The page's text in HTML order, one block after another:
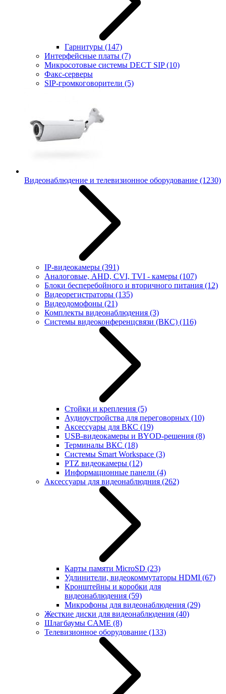
Гарнитуры (147)
Интерфейсные платы (7)
Микросотовые системы DECT SIP(10)
Факс-серверы
SIP-громкоговорители (5)
Видеонаблюдение и телевизионное оборудование (1230)
IP-видеокамеры (391)
Аналоговые, AHD, CVI, TVI - камеры (107)
Блоки бесперебойного и вторичного питания (12)
Видеорегистраторы (135)
Видеодомофоны (21)
Комплекты видеонаблюдения (3)
Системы видеоконференцсвязи (ВКС) (116)
Стойки и крепления (5)
Аудиоустройства для переговорных (10)
Аксессуары для ВКС (19)
USB-видеокамеры и BYOD-решения (8)
Терминалы ВКС (18)
Системы Smart Workspace (3)
PTZ видеокамеры (12)
Информационные панели (4)
Аксессуары для видеонаблюдния (262)
Карты памяти MicroSD (23)
Удлинители, видеокоммутаторы HDMI (67)
Кронштейны и коробки для
видеонаблюдения (59)
Микрофоны для видеонаблюдения (29)
Жесткие диски для видеонаблюдения (40)
Шлагбаумы CAME (8)
Телевизионное оборудование (133)